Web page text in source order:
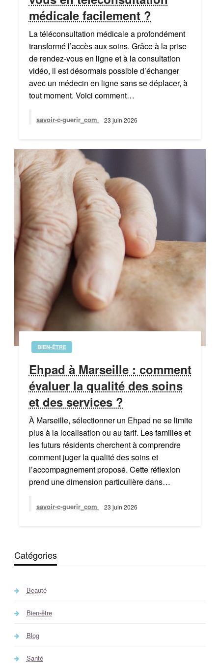
médicale facilement ?
La téléconsultation médicale a profondément
transformé l’accès aux soins. Grâce à la prise
de rendez-vous en ligne et à la consultation
vidéo, il est désormais possible d’échanger
avec un médecin en ligne sans se déplacer, à
tout moment. Voici comment…
savoir-c-guerir_com 23 juin 2026
BIEN-ÊTRE
Ehpad à Marseille : comment
évaluer la qualité des soins
et des services ?
À Marseille, sélectionner un Ehpad ne se limite
plus à la localisation ou au tarif. Les familles et
les futurs résidents cherchent à comprendre
comment juger la qualité des soins et
l’accompagnement proposé. Cette réflexion
prend une dimension particulière dans…
savoir-c-guerir_com 23 juin 2026
Catégories
Beauté
Bien-être
Blog
Santé